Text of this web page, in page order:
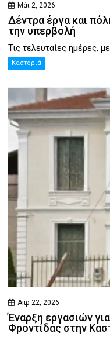
Μάι 2, 2026
Δέντρα έργα και
την υπερβολή
Τις τελευταίες ημέρες,
Καστοριά
Απρ 22, 2026
Έναρξη εργασιών
Φροντίδας στην